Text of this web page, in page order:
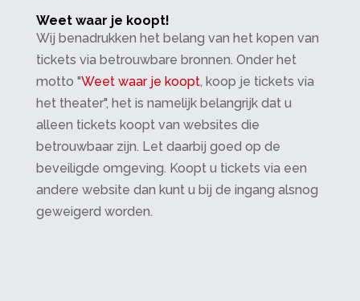
Weet waar je koopt!
Wij benadrukken het belang van het kopen van
tickets via betrouwbare bronnen. Onder het
motto "Weet waar je koopt, koop je tickets via
het theater", het is namelijk belangrijk dat u
alleen tickets koopt van websites die
betrouwbaar zijn. Let daarbij goed op de
beveiligde omgeving. Koopt u tickets via een
andere website dan kunt u bij de ingang alsnog
geweigerd worden.